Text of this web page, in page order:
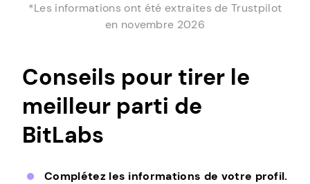
*Les informations ont été extraites de Trustpilot
en novembre 2026
Conseils pour tirer le
meilleur parti de
BitLabs
Complétez les informations de votre profil.